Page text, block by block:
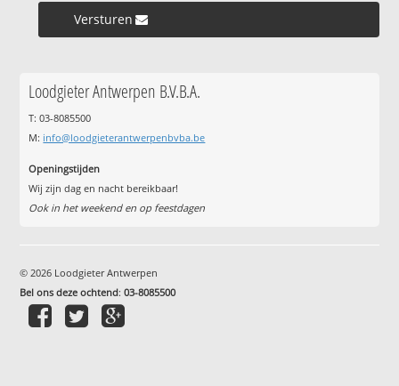
Versturen »
Loodgieter Antwerpen B.V.B.A.
T: 03-8085500
M: info@loodgieterantwerpenbvba.be
Openingstijden
Wij zijn dag en nacht bereikbaar!
Ook in het weekend en op feestdagen
© 2026 Loodgieter Antwerpen
Bel ons deze ochtend:03-8085500